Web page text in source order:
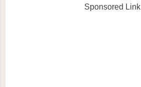
Sponsored Link